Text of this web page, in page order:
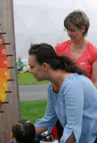
STA­TI­ON 62
STA­TI­ON 64